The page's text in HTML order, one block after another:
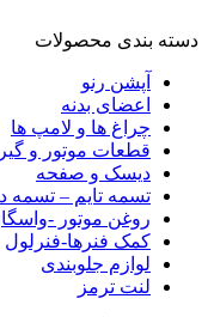
دسته‌ بندی محصولات
آپشن رنو
اعضای بدنه
چراغ ها و لامپ ها
قطعات موتور و
دیسک و صفحه
تسمه تایم – تسمه
روغن موتور -
کمک فنرها-فنرلول
لوازم جلوبندی
لنت ترمز